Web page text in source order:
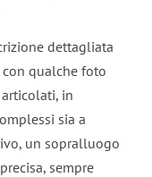
dettagliata
qualche foto
in
sia a
un sopralluogo
sempre